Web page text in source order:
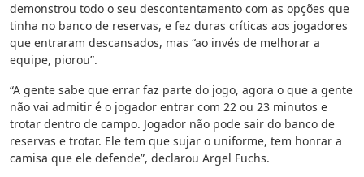
demonstrou todo o seu descontentamento com as opções que
tinha no banco de reservas, e fez duras críticas aos jogadores
que entraram descansados, mas “ao invés de melhorar a
equipe, piorou”.
“A gente sabe que errar faz parte do jogo, agora o que a gente
não vai admitir é o jogador entrar com 22 ou 23 minutos e
trotar dentro de campo. Jogador não pode sair do banco de
reservas e trotar. Ele tem que sujar o uniforme, tem honrar a
camisa que ele defende”, declarou Argel Fuchs.